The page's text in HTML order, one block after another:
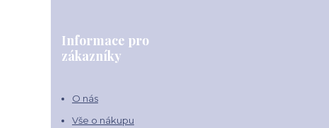
Informace pro
zákazníky
O nás
Vše o nákupu